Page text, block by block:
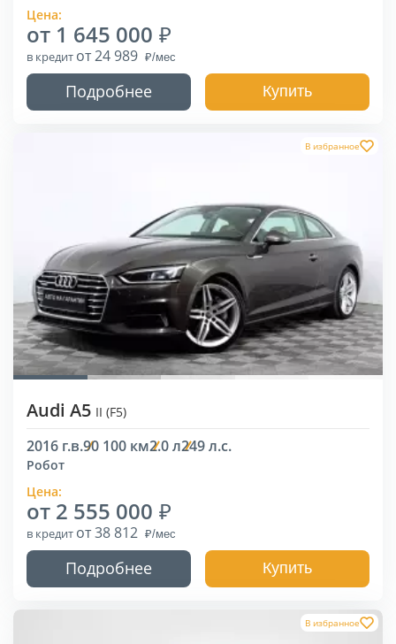
Цена:
от 1 645 000
в кредит от 24 989
Подробнее Купить
В избранное
Audi A5 II (F5)
2016 г.в.90 100 км2.0 л249 л.с.
Робот
Цена:
от 2 555 000
в кредит от 38 812
Подробнее Купить
В избранное